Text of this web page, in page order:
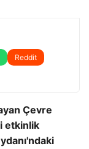
Reddit
Çevre
etkinlik